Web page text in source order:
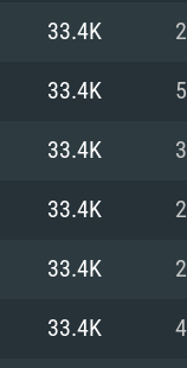
5
을 지원하
은 지원하
체 클라이언
고, 최신
그래픽 드
미만; 최소
33.4K
33.4K
33.4K
33.4K
33.4K
33.4K